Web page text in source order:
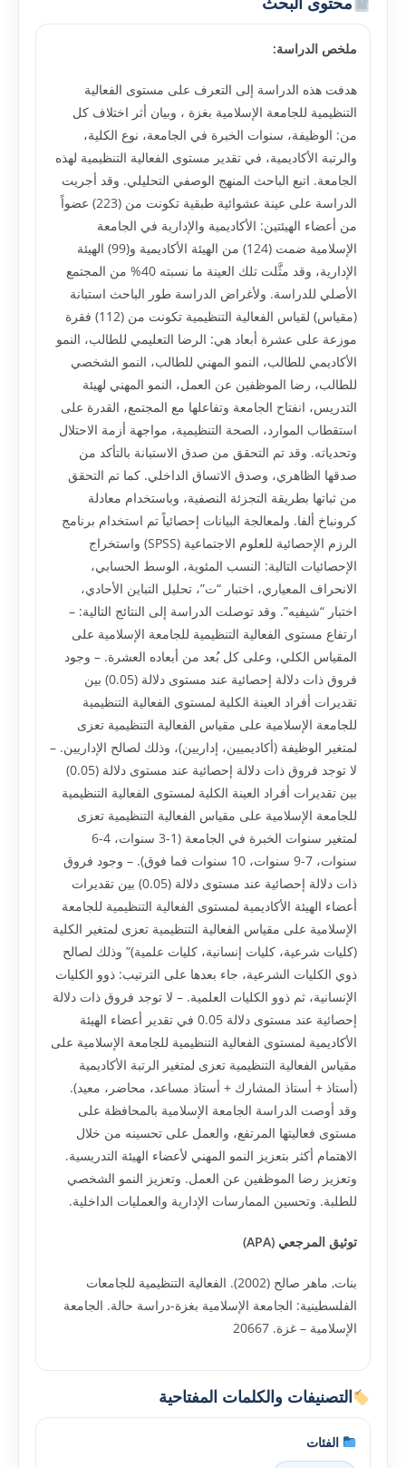
ملخص الدراسة:
هدفت هذه الدراسة إلى التعرف على مستوى الفعالية
التنظيمية للجامعة الإسلامية بغزة ، وبيان أثر اختلاف كل
من: الوظيفة، سنوات الخبرة في الجامعة، نوع الكلية،
والرتبة الأكاديمية، في تقدير مستوى الفعالية التنظيمية لهذه
الجامعة. اتبع الباحث المنهج الوصفي التحليلي. وقد أجريت
الدراسة على عينة عشوائية طبقية تكونت من (223) عضواً
من أعضاء الهيئتين: الأكاديمية والإدارية في الجامعة
الإسلامية ضمت (124) من الهيئة الأكاديمية و(99) الهيئة
الإدارية، وقد مثَّلت تلك العينة ما نسبته 40% من المجتمع
الأصلي للدراسة. ولأغراض الدراسة طور الباحث استبانة
(مقياس) لقياس الفعالية التنظيمية تكونت من (112) فقرة
موزعة على عشرة أبعاد هي: الرضا التعليمي للطالب، النمو
الأكاديمي للطالب، النمو المهني للطالب، النمو الشخصي
للطالب، رضا الموظفين عن العمل، النمو المهني لهيئة
التدريس، انفتاح الجامعة وتفاعلها مع المجتمع، القدرة على
استقطاب الموارد، الصحة التنظيمية، مواجهة أزمة الاحتلال
وتحدياته. وقد تم التحقق من صدق الاستبانة بالتأكد من
صدقها الظاهري، وصدق الاتساق الداخلي. كما تم التحقق
من ثباتها بطريقة التجزئة النصفية، وباستخدام معادلة
كرونباخ ألفا. ولمعالجة البيانات إحصائياً تم استخدام برنامج
الرزم الإحصائية للعلوم الاجتماعية (SPSS) واستخراج
الإحصائيات التالية: النسب المئوية، الوسط الحسابي،
الانحراف المعياري، اختبار “ت”، تحليل التباين الأحادي،
اختبار “شيفيه”. وقد توصلت الدراسة إلى النتائج التالية: –
ارتفاع مستوى الفعالية التنظيمية للجامعة الإسلامية على
المقياس الكلي، وعلى كل بُعد من أبعاده العشرة. – وجود
فروق ذات دلالة إحصائية عند مستوى دلالة (0.05) بين
تقديرات أفراد العينة الكلية لمستوى الفعالية التنظيمية
للجامعة الإسلامية على مقياس الفعالية التنظيمية تعزى
لمتغير الوظيفة (أكاديميين، إداريين)، وذلك لصالح الإداريين. –
لا توجد فروق ذات دلالة إحصائية عند مستوى دلالة (0.05)
بين تقديرات أفراد العينة الكلية لمستوى الفعالية التنظيمية
للجامعة الإسلامية على مقياس الفعالية التنظيمية تعزى
لمتغير سنوات الخبرة في الجامعة (1-3 سنوات، 4-6
سنوات، 7-9 سنوات، 10 سنوات فما فوق). – وجود فروق
ذات دلالة إحصائية عند مستوى دلالة (0.05) بين تقديرات
أعضاء الهيئة الأكاديمية لمستوى الفعالية التنظيمية للجامعة
الإسلامية على مقياس الفعالية التنظيمية تعزى لمتغير الكلية
(كليات شرعية، كليات إنسانية، كليات علمية)” وذلك لصالح
ذوي الكليات الشرعية، جاء بعدها على الترتيب: ذوو الكليات
الإنسانية، ثم ذوو الكليات العلمية. – لا توجد فروق ذات دلالة
إحصائية عند مستوى دلالة 0.05 في تقدير أعضاء الهيئة
الأكاديمية لمستوى الفعالية التنظيمية للجامعة الإسلامية على
مقياس الفعالية التنظيمية تعزى لمتغير الرتبة الأكاديمية
(أستاذ + أستاذ المشارك + أستاذ مساعد، محاضر، معيد).
وقد أوصت الدراسة الجامعة الإسلامية بالمحافظة على
مستوى فعاليتها المرتفع، والعمل على تحسينه من خلال
الاهتمام أكثر بتعزيز النمو المهني لأعضاء الهيئة التدريسية.
وتعزيز رضا الموظفين عن العمل. وتعزيز النمو الشخصي
للطلبة. وتحسين الممارسات الإدارية والعمليات الداخلية.
توثيق المرجعي (APA)
بنات, ماهر صالح (2002). الفعالية التنظيمية للجامعات
الفلسطينية: الجامعة الإسلامية بغزة-دراسة حالة. الجامعة
الإسلامية – غزة. 20667
التصنيفات والكلمات المفتاحية
الفئات